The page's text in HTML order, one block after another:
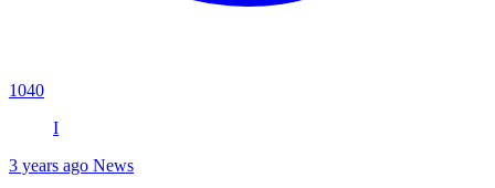
1040
I
3 years ago News